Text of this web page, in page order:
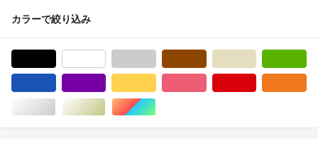
カラーで絞り込み
シルバー/銀色系ゴールド/金色系マルチカラー